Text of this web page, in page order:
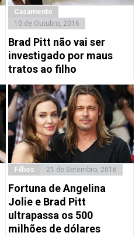
Casamento
10 de Outubro, 2016
Brad Pitt não vai ser
investigado por maus
tratos ao filho
Filhos 21 de Setembro, 2016
Fortuna de Angelina
Jolie e Brad Pitt
ultrapassa os 500
milhões de dólares